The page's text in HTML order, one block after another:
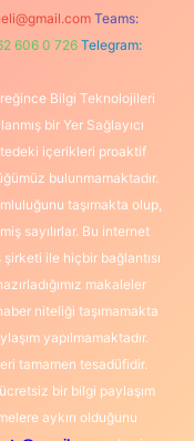
Teams:
606 0 726 Telegram:
Bilgi Teknolojileri
bir Yer Sağlayıcı
içerikleri proaktif
bulunmamaktadır.
taşımakta olup,
sayılırlar. Bu internet
ile hiçbir bağlantısı
makaleler
niteliği taşımamakta
yapılmamaktadır.
tamamen tesadüfidir.
bir bilgi paylaşım
aykırı olduğunu